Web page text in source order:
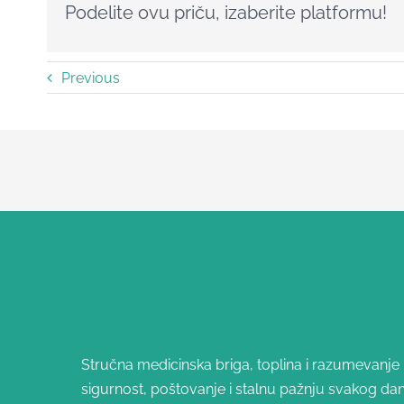
Podelite ovu priču, izaberite platformu!
Previous
Stručna medicinska briga, toplina i razumevanje
sigurnost, poštovanje i stalnu pažnju svakog